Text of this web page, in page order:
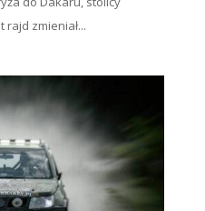
rajd zmieniał...